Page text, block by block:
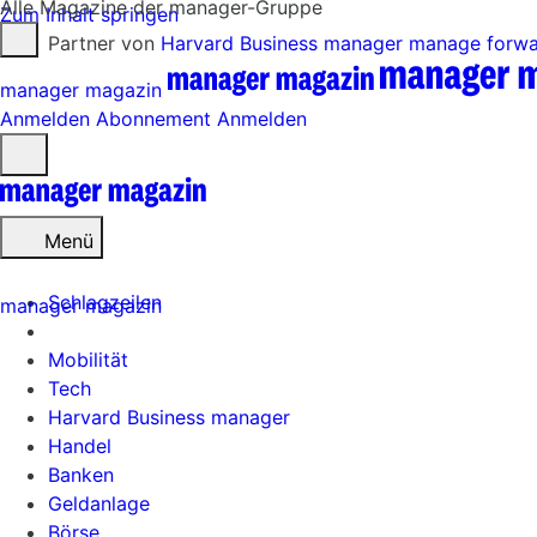
Zum Inhalt springen
Partner von Harvard Business manager manage
manager magazin
Anmelden Abonnement Anmelden
öffnen
Menü
Schlagzeilen
Mobilität
Tech
Harvard Business manager
Handel
Banken
Geldanlage
Börse
Alle Magazine der manager-Gruppe
manager magazin